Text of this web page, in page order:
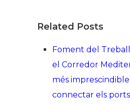
Related Posts
Foment del
el Corredor
més
connectar els